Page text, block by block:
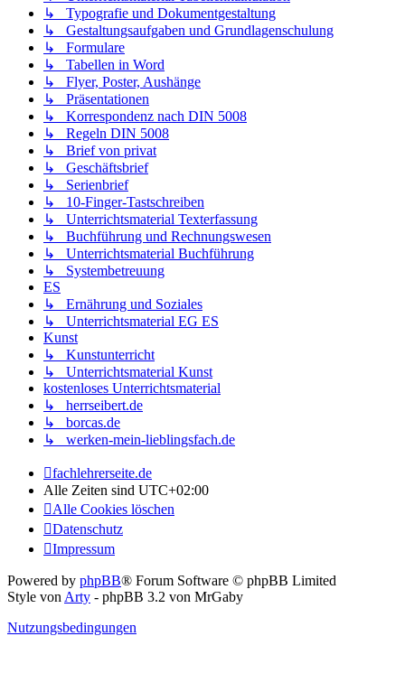
↳ Typografie und Dokumentgestaltung
↳ Gestaltungsaufgaben und Grundlagenschulung
↳ Formulare
↳ Tabellen in Word
↳ Flyer, Poster, Aushänge
↳ Präsentationen
↳ Korrespondenz nach DIN 5008
↳ Regeln DIN 5008
↳ Brief von privat
↳ Geschäftsbrief
↳ Serienbrief
↳ 10-Finger-Tastschreiben
↳ Unterrichtsmaterial Texterfassung
↳ Buchführung und Rechnungswesen
↳ Unterrichtsmaterial Buchführung
↳ Systembetreuung
ES
↳ Ernährung und Soziales
↳ Unterrichtsmaterial EG ES
Kunst
↳ Kunstunterricht
↳ Unterrichtsmaterial Kunst
kostenloses Unterrichtsmaterial
↳ herrseibert.de
↳ borcas.de
↳ werken-mein-lieblingsfach.de
fachlehrerseite.de
Alle Zeiten sind UTC+02:00
Alle Cookies löschen
Datenschutz
Impressum
Powered by phpBB® Forum Software © phpBB Limited
Style von Arty - phpBB 3.2 von MrGaby
Nutzungsbedingungen